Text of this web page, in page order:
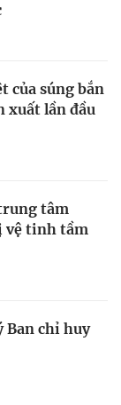
của súng bắn
xuất lần đầu
tâm
vệ tinh tầm
Ban chỉ huy